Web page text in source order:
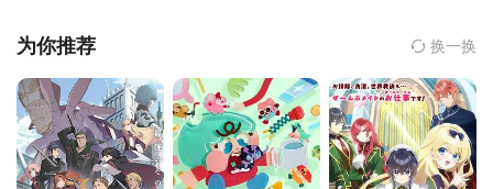
这三名自称为小兰、小翼与久留美的女孩，其实是悟郎过去饲养的
成为悟郎的守护天使，也开始了悟郎另一种苦难日子………
为你推荐 换一换